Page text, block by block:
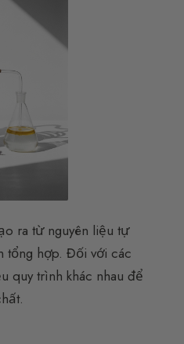
ra từ nguyên liệu tự
tổng hợp. Đối với các
quy trình khác nhau để